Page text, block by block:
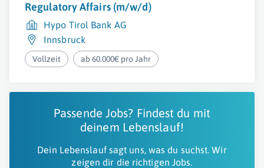
Regulatory Affairs (m/w/d)
Hypo Tirol Bank AG
Innsbruck
Vollzeit ab 60.000€ pro Jahr
Passende Jobs? Findest du mit
deinem Lebenslauf!
Dein Lebenslauf sagt uns, was du suchst. Wir
zeigen dir die richtigen Jobs.